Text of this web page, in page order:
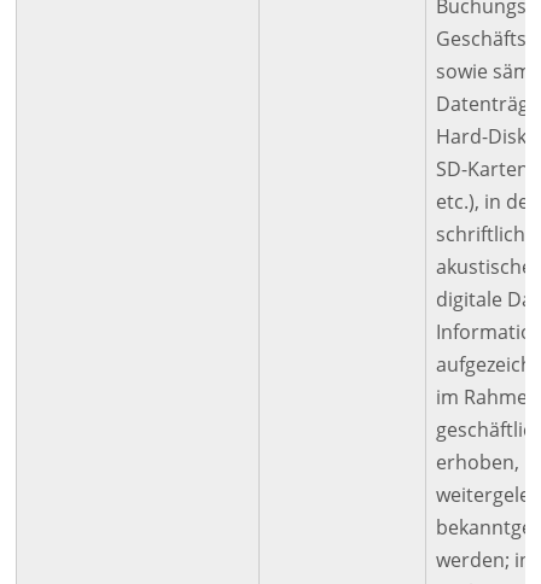
sowie
Hard-
SD-Karten
etc.), in
akustische
digitale
im
erhoben,
werden;